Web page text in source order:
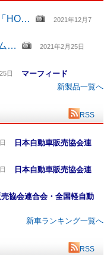
HO… 2021年12月7
… 2021年2月25日
日
マーフィード
新製品一覧へ
RSS
日本自動車販売協会連
日本自動車販売協会連
協会連合会・全国軽自動
新車ランキング一覧へ
RSS